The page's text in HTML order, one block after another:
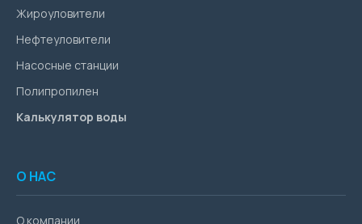
Жироуловители
Нефтеуловители
Насосные станции
Полипропилен
Калькулятор воды
О НАС
О компании